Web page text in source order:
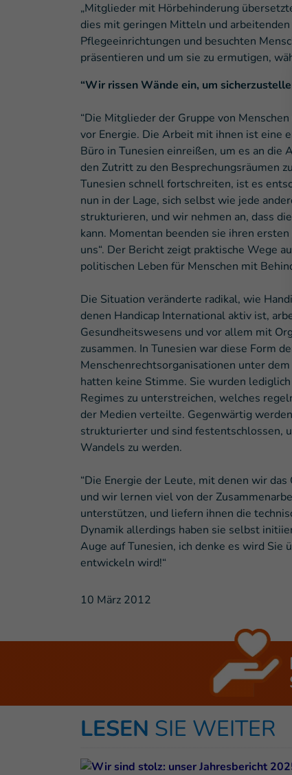
„Mitglieder mit Hörbehinderung
dies mit geringen Mitteln und
Pflegeeinrichtungen und besuchten
präsentieren und um sie zu ermutigen,
“Wir rissen Wände ein, um
“Die Mitglieder der Gruppe von
vor Energie. Die Arbeit mit ihnen ist eine
Büro in Tunesien einreißen, um es an die
den Zutritt zu den Besprechungsräumen
Tunesien schnell fortschreiten, ist es
nun in der Lage, sich selbst wie jede
strukturieren, und wir nehmen an, dass
kann. Momentan beenden sie ihren
uns“. Der Bericht zeigt praktische Wege
politischen Leben für Menschen mit
Die Situation veränderte radikal, wie
denen Handicap International aktiv ist,
Gesundheitswesens und vor allem mit
zusammen. In Tunesien war diese Form
Menschenrechtsorganisationen unter
hatten keine Stimme. Sie wurden
Regimes zu unterstreichen, welches
der Medien verteilte. Gegenwärtig
strukturierter und sind festentschlossen,
Wandels zu werden.
“Die Energie der Leute, mit denen wir
und wir lernen viel von der
unterstützen, und liefern ihnen die
Dynamik allerdings haben sie selbst
Auge auf Tunesien, ich denke es wird Sie
entwickeln wird!“
10 März 2012
LESEN SIE WEITER